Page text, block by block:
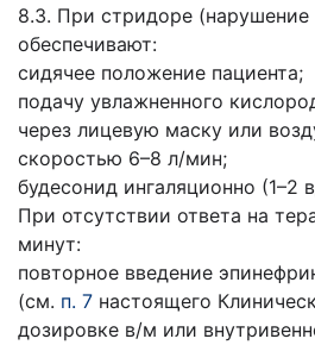
8.3. При стридоре (нарушение
обеспечивают:
сидячее положение пациента;
подачу увлажненного
через лицевую маску или
скоростью 6–8 л/мин;
будесонид ингаляционно (1–2
При отсутствии ответа на
минут:
повторное введение
(см. п. 7 настоящего
дозировке в/м или